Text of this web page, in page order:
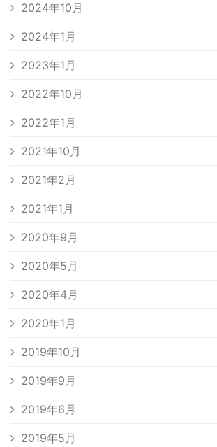
2024年10月
2024年1月
2023年1月
2022年10月
2022年1月
2021年10月
2021年2月
2021年1月
2020年9月
2020年5月
2020年4月
2020年1月
2019年10月
2019年9月
2019年6月
2019年5月